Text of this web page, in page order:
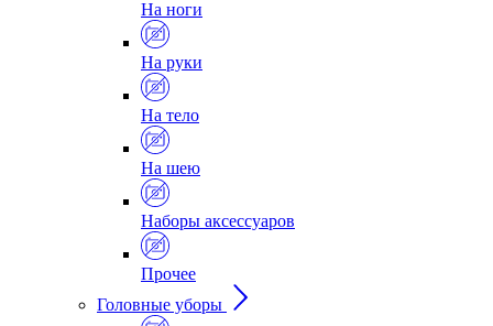
На ноги
На руки
На тело
На шею
Наборы аксессуаров
Прочее
Головные уборы